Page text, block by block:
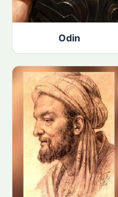
Odin